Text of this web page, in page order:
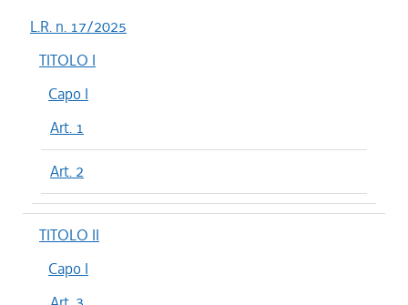
L.R. n. 17/2025
TITOLO I
Capo I
Art. 1
Art. 2
TITOLO II
Capo I